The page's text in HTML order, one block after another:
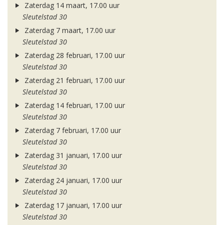
Zaterdag 14 maart, 17.00 uur
Sleutelstad 30
Zaterdag 7 maart, 17.00 uur
Sleutelstad 30
Zaterdag 28 februari, 17.00 uur
Sleutelstad 30
Zaterdag 21 februari, 17.00 uur
Sleutelstad 30
Zaterdag 14 februari, 17.00 uur
Sleutelstad 30
Zaterdag 7 februari, 17.00 uur
Sleutelstad 30
Zaterdag 31 januari, 17.00 uur
Sleutelstad 30
Zaterdag 24 januari, 17.00 uur
Sleutelstad 30
Zaterdag 17 januari, 17.00 uur
Sleutelstad 30